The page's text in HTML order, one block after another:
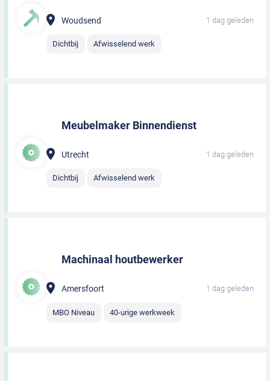
Woudsend 1 dag geleden
Dichtbij Afwisselend werk
Meubelmaker Binnendienst
Utrecht 1 dag geleden
Dichtbij Afwisselend werk
Machinaal houtbewerker
Amersfoort 1 dag geleden
MBO Niveau 40-urige werkweek